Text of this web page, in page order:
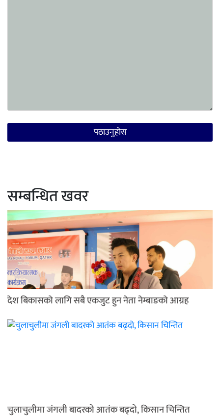
सम्बन्धित खवर
देश बिकासकाे लागि सबै एकजुट हुन नेता नेम्बाङकाे आग्रह
चुलाचुलीमा जंगली बादरको आतंक बढ्दो, किसान चिन्तित